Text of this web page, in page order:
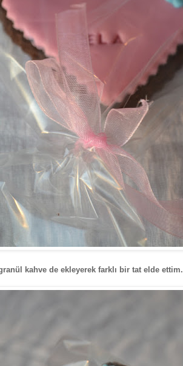
kahve de ekleyerek farklı bir tat elde ettim.